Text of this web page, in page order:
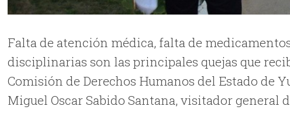
Falta de atención médica, falta de
disciplinarias son las principales quejas que
Comisión de Derechos Humanos del Estado de
Miguel Oscar Sabido Santana, visitador general